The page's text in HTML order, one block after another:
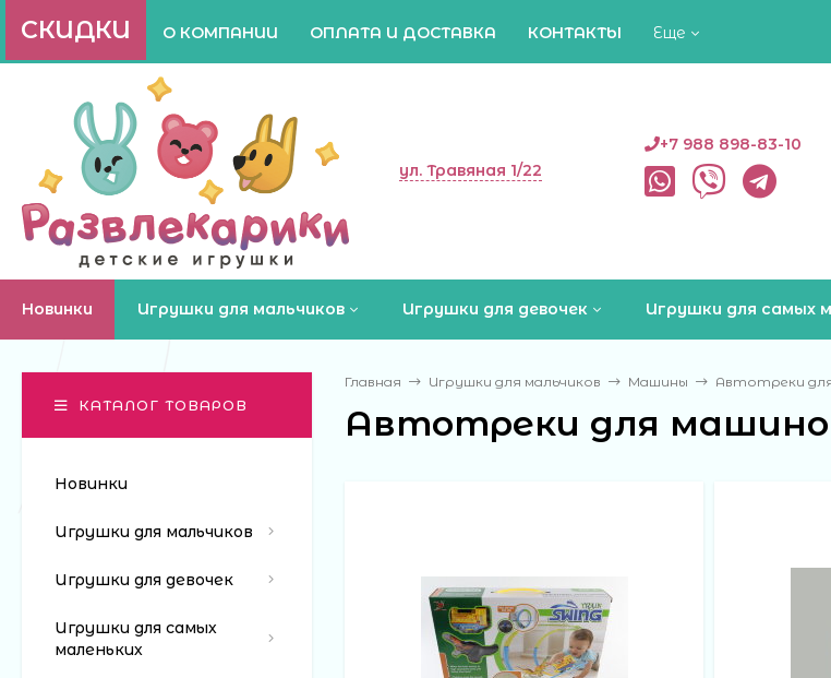
СКИДКИ О КОМПАНИИ ОПЛАТА И ДОСТАВКА КОНТАКТЫ Еще
ул. Травяная 1/22
+7 988 898-83-10
Новинки Игрушки для мальчиков Игрушки для девочек Игрушки для самых
Главная Игрушки для мальчиков Машины Автотреки
Автотреки для
КАТАЛОГ ТОВАРОВ
Новинки
Игрушки для мальчиков
Игрушки для девочек
Игрушки для самых
маленьких